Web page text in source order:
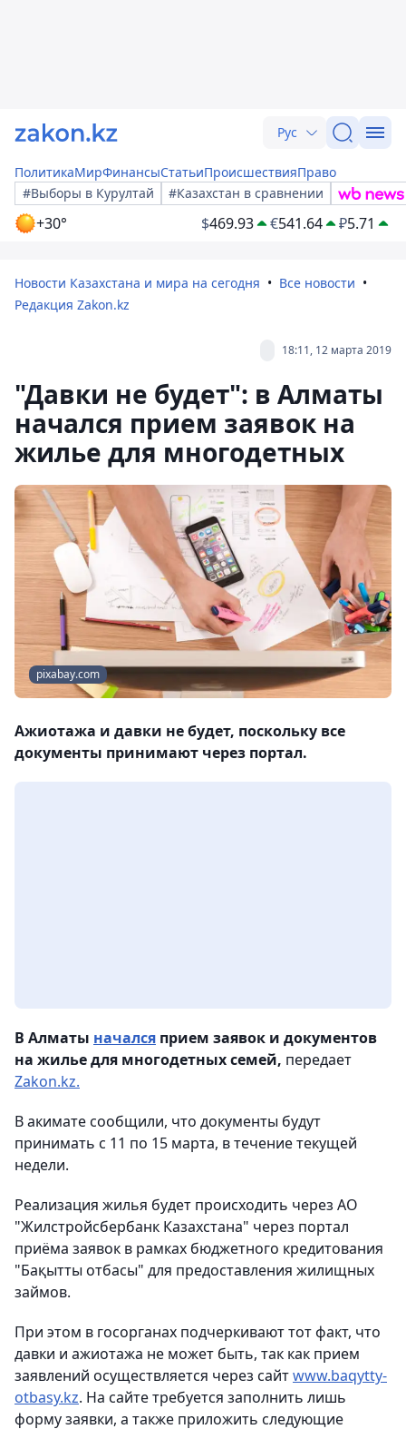
Рус
ПолитикаМирФинансыСтатьиПроисшествияПраво
#Выборы в Курултай
#Казахстан в сравнении
+30° $469.93 €541.64 ₽5.71
Новости Казахстана и мира на сегодня
Все новости
Редакция Zakon.kz
18:11, 12 марта 2019
"Давки не будет": в Алматы
начался прием заявок на
жилье для многодетных
pixabay.com
Ажиотажа и давки не будет, поскольку все
документы принимают через портал.
В Алматы начался прием заявок и документов
на жилье для многодетных семей, передает
Zakon.kz.
В акимате сообщили, что документы будут
принимать с 11 по 15 марта, в течение текущей
недели.
Реализация жилья будет происходить через АО
"Жилстройсбербанк Казахстана" через портал
приёма заявок в рамках бюджетного кредитования
"Бақытты отбасы" для предоставления жилищных
займов.
При этом в госорганах подчеркивают тот факт, что
давки и ажиотажа не может быть, так как прием
заявлений осуществляется через сайтwww.baqytty-
otbasy.kz. На сайте требуется заполнить лишь
форму заявки, а также приложить следующие